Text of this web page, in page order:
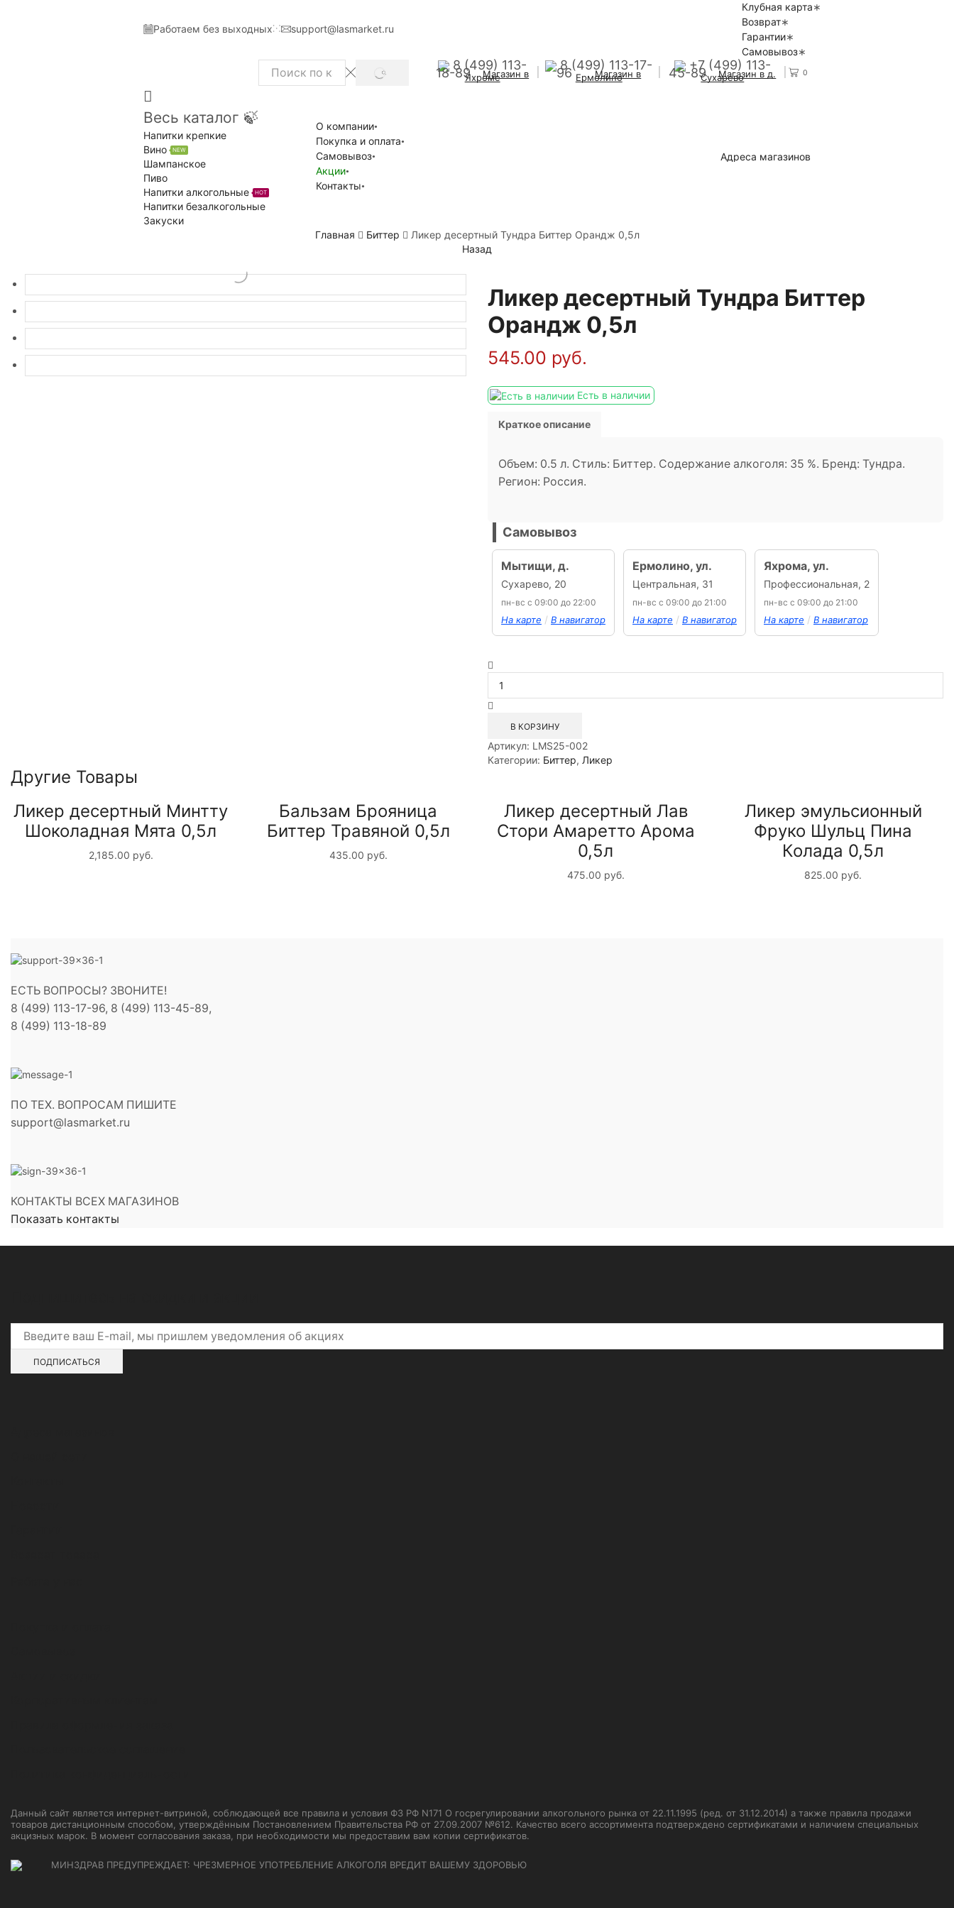
Работаем без выходных support@lasmarket.ru
Клубная карта
Возврат
Гарантии
Самовывоз
Search
SEARCH
8 (499) 113-
18-89 Магазин в
Яхроме
8 (499) 113-17-
96 Магазин в
Ермолино
+7 (499) 113-
45-89 Магазин в д.
Сухарево 0
Весь каталог 🍃
Напитки крепкие
Вино
NEW
Шампанское
Пиво
Напитки алкогольные
HOT
Напитки безалкогольные
Закуски
О компании
Покупка и оплата
Самовывоз
Акции
Контакты
Адреса магазинов
Главная Биттер
Ликер десертный Тундра Биттер Орандж 0,5л
Назад
Ликер десертный Тундра Биттер
Орандж 0,5л
545.00 руб.
Есть в наличии
Краткое описание
Объем: 0.5 л. Стиль: Биттер. Содержание алкоголя: 35 %. Бренд: Тундра.
Регион: Россия.
Самовывоз
Мытищи, д.
Сухарево, 20
пн-вс с 09:00 до 22:00
На карте / В навигатор
Ермолино, ул.
Центральная, 31
пн-вс с 09:00 до 21:00
На карте / В навигатор
Яхрома, ул.
Профессиональная, 2
пн-вс с 09:00 до 21:00
На карте / В навигатор
товара
Ликер
Тундра
Орандж
0,5л
В КОРЗИНУ
Артикул: LMS25-002
Категории: Биттер, Ликер
Другие Товары
Ликер десертный Минтту
Шоколадная Мята 0,5л
2,185.00 руб.
Бальзам Брояница
Биттер Травяной 0,5л
435.00 руб.
Ликер десертный Лав
Стори Амаретто Арома
0,5л
475.00 руб.
Ликер эмульсионный
Фруко Шульц Пина
Колада 0,5л
825.00 руб.
ЕСТЬ ВОПРОСЫ? ЗВОНИТЕ!
8 (499) 113-17-96, 8 (499) 113-45-89,
8 (499) 113-18-89
ПО ТЕХ. ВОПРОСАМ ПИШИТЕ
support@lasmarket.ru
КОНТАКТЫ ВСЕХ МАГАЗИНОВ
Показать контакты
Данный сайт является интернет-витриной, соблюдающей все правила и условия ФЗ РФ N171 О госрегулировании алкогольного рынка от 22.11.1995 (ред. от 31.12.2014) а также правила продажи
товаров дистанционным способом, утверждённым Постановлением Правительства РФ от 27.09.2007 №612. Качество всего ассортимента подтверждено сертификатами и наличием специальных
акцизных марок. В момент согласования заказа, при необходимости мы предоставим вам копии сертификатов.
МИНЗДРАВ ПРЕДУПРЕЖДАЕТ: ЧРЕЗМЕРНОЕ УПОТРЕБЛЕНИЕ АЛКОГОЛЯ ВРЕДИТ ВАШЕМУ ЗДОРОВЬЮ